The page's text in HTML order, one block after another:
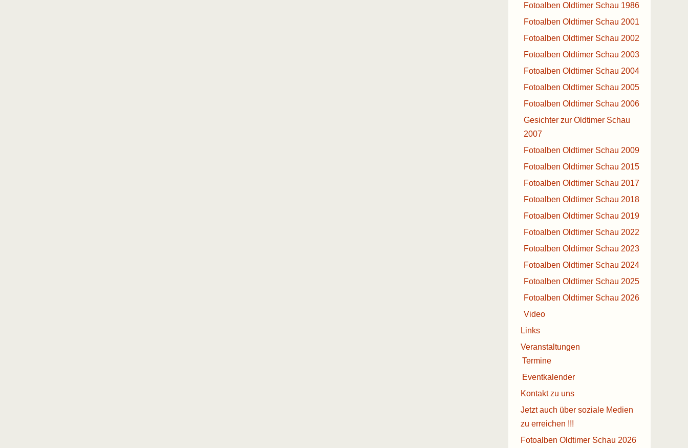
Fotoalben Oldtimer Schau 1986
Fotoalben Oldtimer Schau 2001
Fotoalben Oldtimer Schau 2002
Fotoalben Oldtimer Schau 2003
Fotoalben Oldtimer Schau 2004
Fotoalben Oldtimer Schau 2005
Fotoalben Oldtimer Schau 2006
Gesichter zur Oldtimer Schau
2007
Fotoalben Oldtimer Schau 2009
Fotoalben Oldtimer Schau 2015
Fotoalben Oldtimer Schau 2017
Fotoalben Oldtimer Schau 2018
Fotoalben Oldtimer Schau 2019
Fotoalben Oldtimer Schau 2022
Fotoalben Oldtimer Schau 2023
Fotoalben Oldtimer Schau 2024
Fotoalben Oldtimer Schau 2025
Fotoalben Oldtimer Schau 2026
Video
Links
Veranstaltungen
Termine
Eventkalender
Kontakt zu uns
Jetzt auch über soziale Medien
zu erreichen !!!
Fotoalben Oldtimer Schau 2026